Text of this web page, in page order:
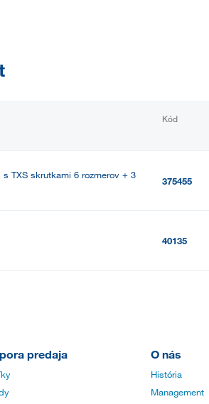
Kód
s TXS skrutkami 6 rozmerov + 3
375455
40135
predaja O nás
História
Management